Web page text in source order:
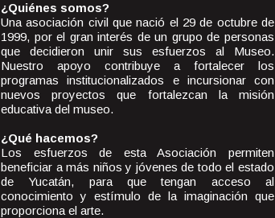
¿Quiénes somos?
Una asociación civil que nació el 29 de octubre de
1999, por el gran interés de un grupo de personas
que decidieron unir sus esfuerzos al Museo.
Nuestro apoyo contribuye a fortalecer los
programas institucionalizados e incursionar con
nuevos proyectos que fortalezcan la misión
educativa del museo.
¿Qué hacemos?
Los esfuerzos de esta Asociación permiten
beneficiar a más niños y jóvenes de todo el estado
de Yucatán, para que tengan acceso al
conocimiento y estímulo de la imaginación que
proporciona el arte.